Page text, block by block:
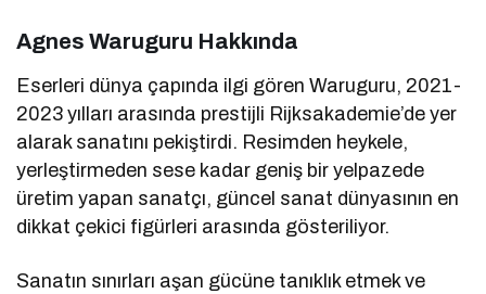
Agnes Waruguru Hakkında
Eserleri dünya çapında ilgi gören Waruguru, 2021-
2023 yılları arasında prestijli Rijksakademie’de yer
alarak sanatını pekiştirdi. Resimden heykele,
yerleştirmeden sese kadar geniş bir yelpazede
üretim yapan sanatçı, güncel sanat dünyasının en
dikkat çekici figürleri arasında gösteriliyor.
Sanatın sınırları aşan gücüne tanıklık etmek ve